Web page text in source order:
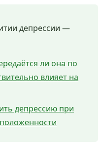
депрессии —
ли она по
влияет на
депрессию при